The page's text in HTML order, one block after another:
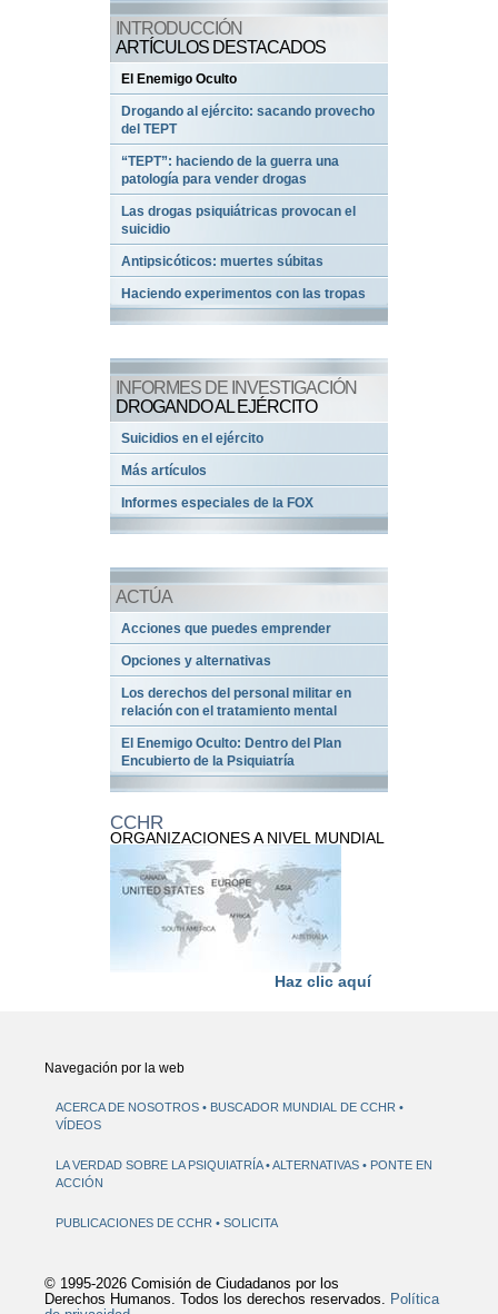
INTRODUCCIÓN
ARTÍCULOS DESTACADOS
El Enemigo Oculto
Drogando al ejército: sacando provecho
del TEPT
“TEPT”: haciendo de la guerra una
patología para vender drogas
Las drogas psiquiátricas provocan el
suicidio
Antipsicóticos: muertes súbitas
Haciendo experimentos con las tropas
INFORMES DE INVESTIGACIÓN
DROGANDO AL EJÉRCITO
Suicidios en el ejército
Más artículos
Informes especiales de la FOX
ACTÚA
Acciones que puedes emprender
Opciones y alternativas
Los derechos del personal militar en
relación con el tratamiento mental
El Enemigo Oculto: Dentro del Plan
Encubierto de la Psiquiatría
CCHR
ORGANIZACIONES A NIVEL MUNDIAL
Haz clic aquí
Navegación por la web
ACERCA DE NOSOTROS
BUSCADOR MUNDIAL DE CCHR
VÍDEOS
LA VERDAD SOBRE LA PSIQUIATRÍA ALTERNATIVAS
PONTE EN
ACCIÓN
PUBLICACIONES DE CCHR SOLICITA
© 1995-2026 Comisión de Ciudadanos por los
Derechos Humanos. Todos los derechos reservados. Política